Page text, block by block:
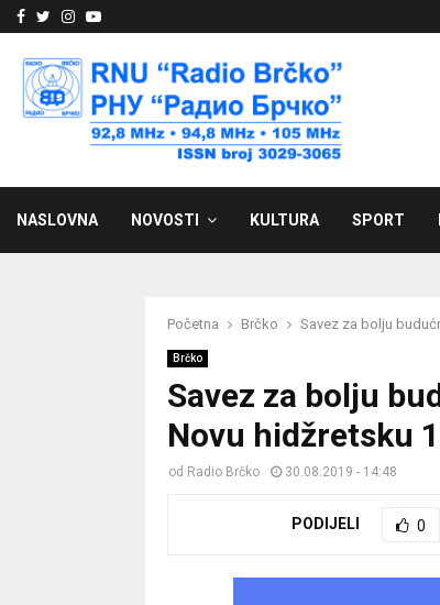
Facebook
Twitter
Instagram
Youtube
NASLOVNA NOVOSTI KULTURA SPORT
Početna Brčko Savez za bolju
Brčko
Savez za bolju
Novu hidžretsku
od Radio Brčko 30.08.2019 - 14:48
PODIJELI 0